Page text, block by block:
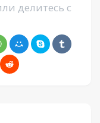
делитесь с